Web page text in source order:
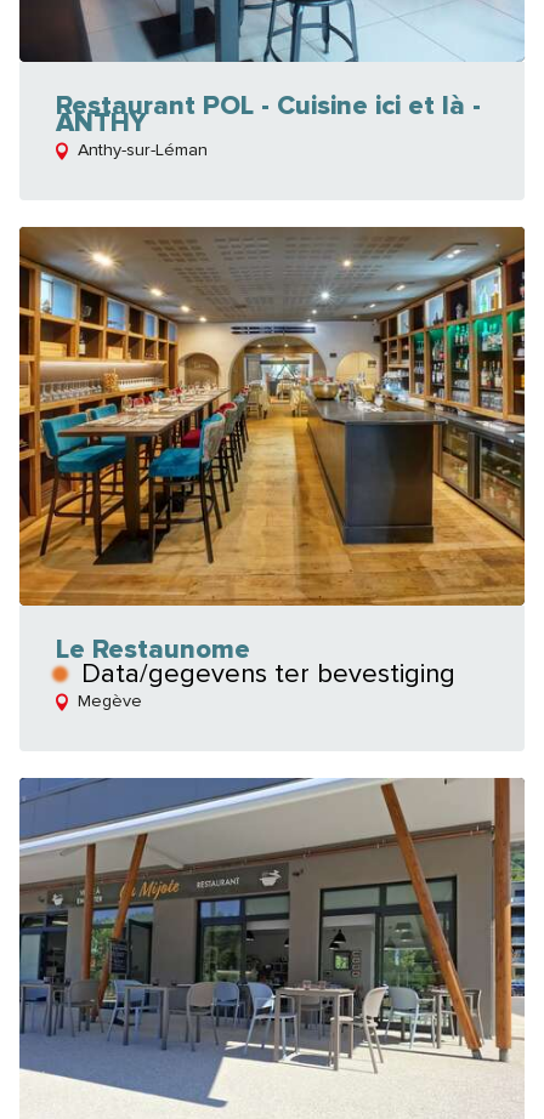
Restaurant POL - Cuisine ici et là -
ANTHY
Anthy-sur-Léman
Le Restaunome
Data/gegevens ter bevestiging
Megève